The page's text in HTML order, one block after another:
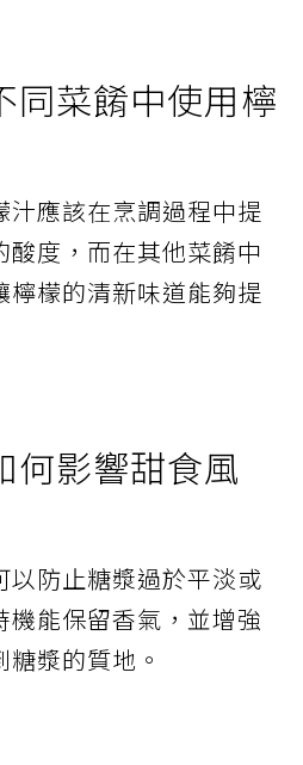
同菜餚中使用檸
汁應該在烹調過程中提
度，而在其他菜餚中
檸檬的清新味道能夠提
何影響甜食風
以防止糖漿過於平淡或
能保留香氣，並增強
漿的質地。